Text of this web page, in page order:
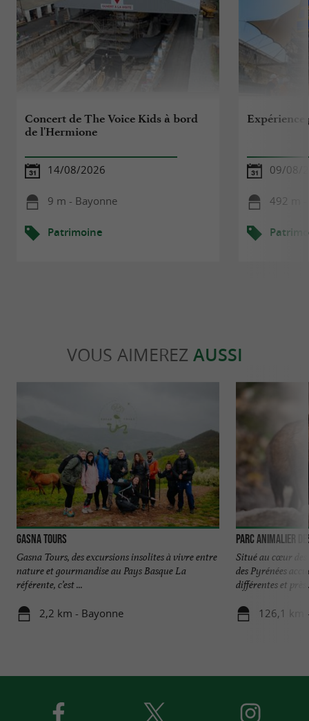
Concert de The Voice Kids à bord
de l'Hermione
14/08/2026
9 m - Bayonne
Patrimoine
09/08/
492 m
VOUS AIMEREZ AUSSI
Gasna Tours
Gasna Tours, des excursions insolites à vivre entre
nature et gourmandise au Pays Basque La
référente, c’est ...
2,2 km - Bayonne
Parc Animalier
Situé au cœur
des Pyrénées
différentes et près
126,1 km